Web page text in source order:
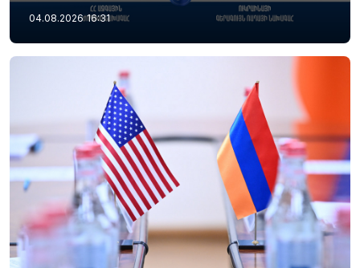
04.08.2026 16:31